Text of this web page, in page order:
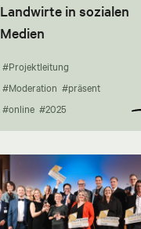
Landwirte in sozialen
Medien
#Projektleitung
#Moderation #präsent
#online #2025